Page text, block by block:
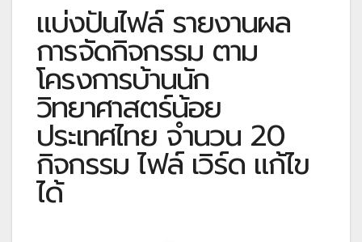
แบ่งปันไฟล์ รายงานผล
การจัดกิจกรรม ตาม
โครงการบ้านนัก
วิทยาศาสตร์น้อย
ประเทศไทย จำนวน 20
กิจกรรม ไฟล์ เวิร์ด แก้ไข
ได้